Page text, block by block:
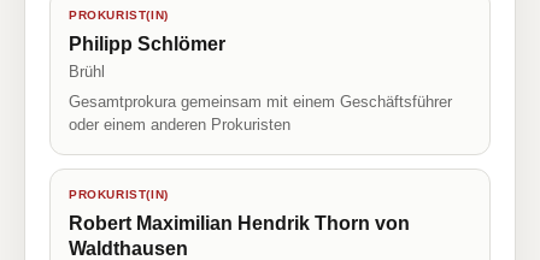
PROKURIST(IN)
Philipp Schlömer
Brühl
Gesamtprokura gemeinsam mit einem Geschäftsführer
oder einem anderen Prokuristen
PROKURIST(IN)
Robert Maximilian Hendrik Thorn von
Waldthausen